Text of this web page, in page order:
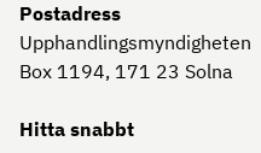
Postadress
Upphandlingsmyndigheten
Box 1194, 171 23 Solna
Hitta snabbt